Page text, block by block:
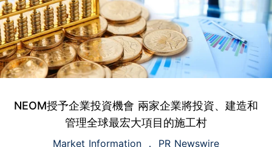
NEOM授予企業投資機會 兩家企業將投資、建造和
管理全球最宏大項目的施工村
Market Information PR Newswire